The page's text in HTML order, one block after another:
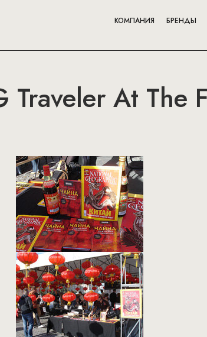
КОМПАНИЯ БРЕНДЫ
Traveler At The